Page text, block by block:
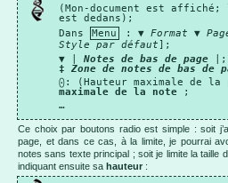
(Mon-document est
est dedans);
Dans
Menu : ▼ Format ▼
Style par défaut ];
▼ |Notes de bas de page
|;
‡Zone de notes de bas de
⨀: (Hauteur maximale de la
maximale de la note ;
…
Ce choix par boutons radio est simple : soit
page, et dans ce cas, à la limite, je pourrai
notes sans texte principal ; soit je limite la taille
indiquant ensuite sa hauteur :